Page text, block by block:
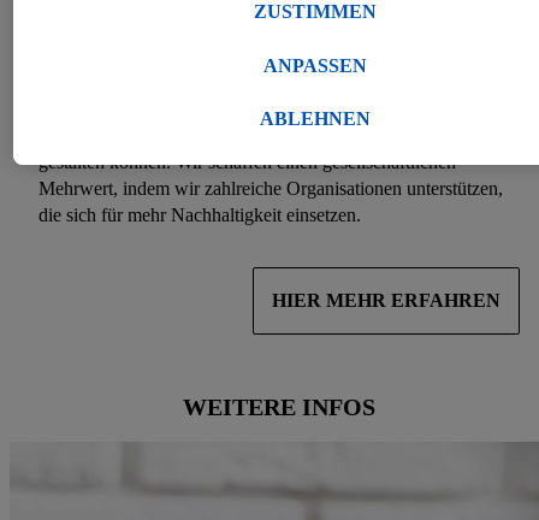
Als großes Handelsunternehmen haben wir Einfluss auf das
Sortimentsgestaltung eine gesunde Ernährung ermöglichen und
gestalten können. Wir schaffen einen gesellschaftlichen
Mehrwert, indem wir zahlreiche Organisationen unterstützen,
die sich für mehr Nachhaltigkeit einsetzen.
HIER MEHR ERFAHREN
WEITERE INFOS
verarbeitet. Unter „Anpassen“ können Sie einzelne
notwendiger Techniken zulassen. Durch einen Klick auf
zu. Weitere Informationen, auch zur Speicherdauer der Daten und
Ihrem Recht, Ihre Einwilligung jederzeit mit Wirkung für die
widerrufen, finden Sie in unserenDatenschutzbestimmungen
ABLEHNEN
ANPASSEN
ZUSTIMMEN